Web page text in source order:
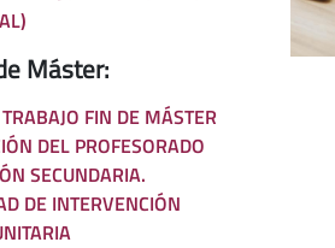
Máster:
TRABAJO FIN DE MÁSTER
DEL PROFESORADO
SECUNDARIA.
DE INTERVENCIÓN